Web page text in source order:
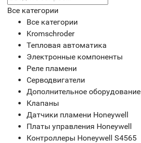
Все категории
Все категории
Kromschroder
Тепловая автоматика
Электронные компоненты
Реле пламени
Серводвигатели
Дополнительное оборудование
Клапаны
Датчики пламени Honeywell
Платы управления Honeywell
Контроллеры Honeywell S4565